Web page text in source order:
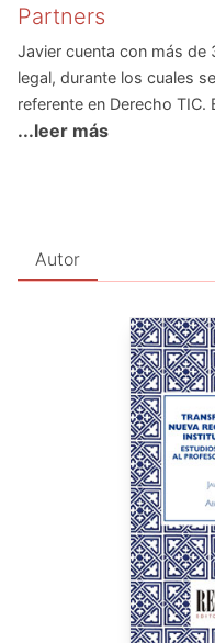
Partners
Javier cuenta con más de
legal, durante los cuales
referente en Derecho
Derecho de las Nuevas
a la Carrera Judicial y al
y letrado del Tribunal
de la Dirección de la
donde ejerció el cargo
manejar directamente
Datos, Big Data, BYOD
materias, que le
indiscutible en Derecho
vertientes profesionales
sido la de asesorar, ya
Honduras –por encargo
de su nueva y puntera
Por otro lado, nuestro
APEP (Asociación
Privacidad), del ISMS
...leer más
Autor